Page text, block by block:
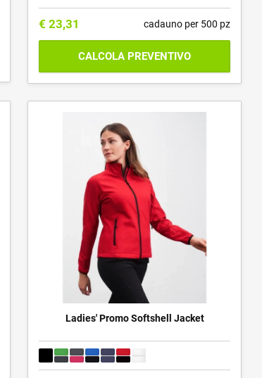
€ 23,31 cadauno per 500 pz
CALCOLA PREVENTIVO
Ladies' Promo Softshell Jacket